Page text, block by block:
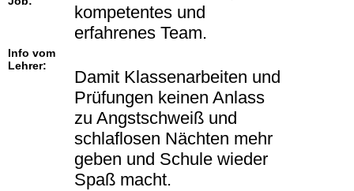
kompetentes und
erfahrenes Team.
Info vom
Lehrer:
Damit Klassenarbeiten und
Prüfungen keinen Anlass
zu Angstschweiß und
schlaflosen Nächten mehr
geben und Schule wieder
Spaß macht.